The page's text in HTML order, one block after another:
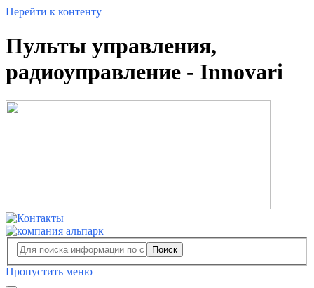
Перейти к контенту
Пульты управления,
радиоуправление - Innovari
Поиск
Пропустить меню